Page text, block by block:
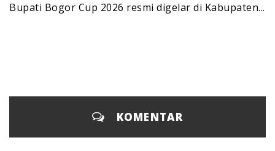
Bupati Bogor Cup 2026 resmi digelar di Kabupaten...
KOMENTAR